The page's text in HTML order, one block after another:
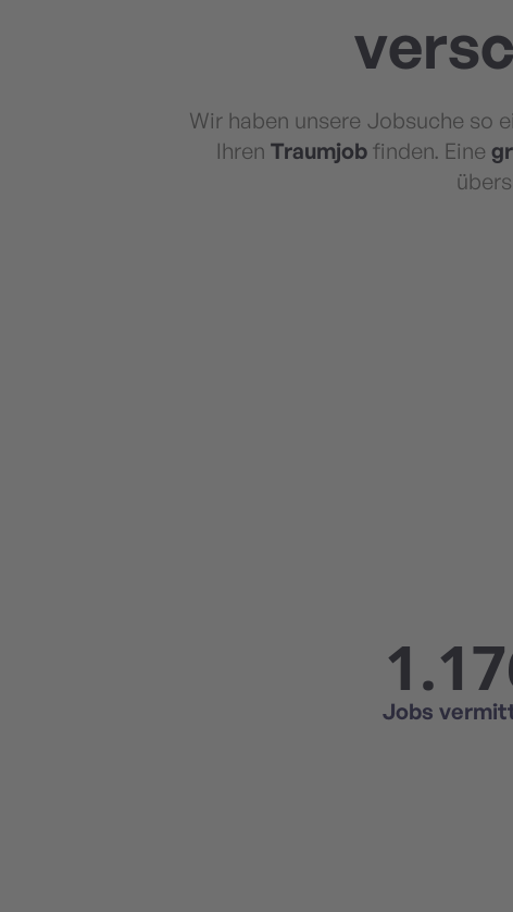
Wir haben unsere Jobsuche so
Ihren Traumjobfinden. Eine
Jobs